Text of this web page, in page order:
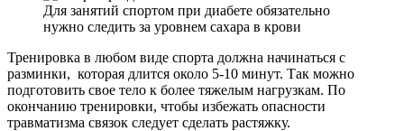
Для занятий спортом при диабете обязательно
нужно следить за уровнем сахара в крови
Тренировка в любом виде спорта должна начинаться с
разминки, которая длится около 5-10 минут. Так можно
подготовить свое тело к более тяжелым нагрузкам. По
окончанию тренировки, чтобы избежать опасности
травматизма связок следует сделать растяжку.